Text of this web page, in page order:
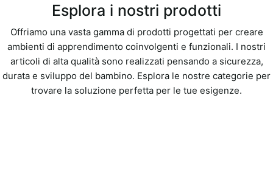
Esplora i nostri prodotti
Offriamo una vasta gamma di prodotti progettati per creare
ambienti di apprendimento coinvolgenti e funzionali. I nostri
articoli di alta qualità sono realizzati pensando a sicurezza,
durata e sviluppo del bambino. Esplora le nostre categorie per
trovare la soluzione perfetta per le tue esigenze.